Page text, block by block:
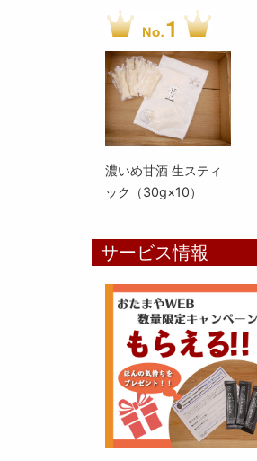
濃いめ甘酒 生スティ
ック（30g×10）
サービス情報